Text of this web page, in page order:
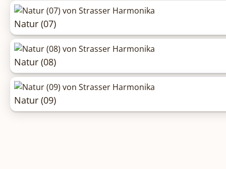
Natur (07)
Natur (08)
Natur (09)